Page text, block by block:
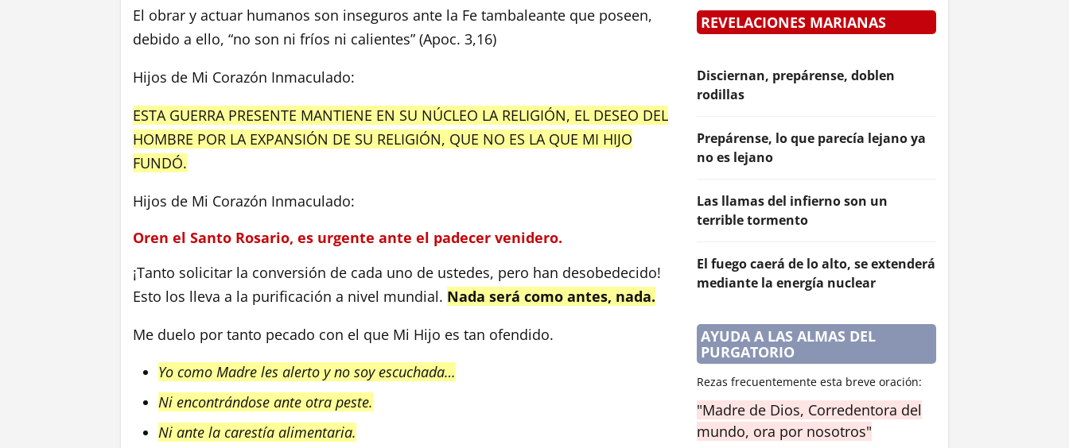
El obrar y actuar humanos son inseguros ante la Fe tambaleante que poseen,
debido a ello, “no son ni fríos ni calientes” (Apoc. 3,16)
Hijos de Mi Corazón Inmaculado:
ESTA GUERRA PRESENTE MANTIENE EN SU NÚCLEO LA RELIGIÓN, EL DESEO DEL
HOMBRE POR LA EXPANSIÓN DE SU RELIGIÓN, QUE NO ES LA QUE MI HIJO
FUNDÓ.
Hijos de Mi Corazón Inmaculado:
Oren el Santo Rosario, es urgente ante el padecer venidero.
¡Tanto solicitar la conversión de cada uno de ustedes, pero han desobedecido!
Esto los lleva a la purificación a nivel mundial. Nada será como antes, nada.
Me duelo por tanto pecado con el que Mi Hijo es tan ofendido.
Yo como Madre les alerto y no soy escuchada…
Ni encontrándose ante otra peste.
Ni ante la carestía alimentaria.
REVELACIONES MARIANAS
Disciernan, prepárense, doblen
rodillas
Prepárense, lo que parecía lejano ya
no es lejano
Las llamas del infierno son un
terrible tormento
El fuego caerá de lo alto, se extenderá
mediante la energía nuclear
AYUDA A LAS ALMAS DEL
PURGATORIO
Rezas frecuentemente esta breve oración:
"Madre de Dios, Corredentora del
mundo, ora por nosotros"